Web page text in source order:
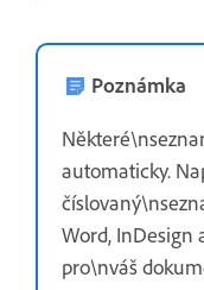
Poznámka
automaticky.
Word, InDesign
pro\nváš